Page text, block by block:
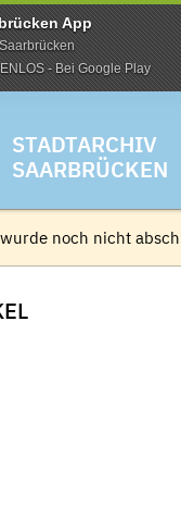
App
- Bei Google Play
STADTARCHIV
SAARBRÜCKEN
noch nicht